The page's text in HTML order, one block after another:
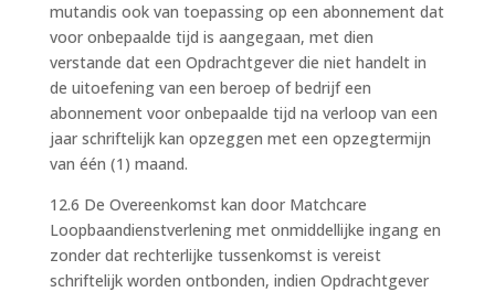
mutandis ook van toepassing op een abonnement dat
voor onbepaalde tijd is aangegaan, met dien
verstande dat een Opdrachtgever die niet handelt in
de uitoefening van een beroep of bedrijf een
abonnement voor onbepaalde tijd na verloop van een
jaar schriftelijk kan opzeggen met een opzegtermijn
van één (1) maand.
12.6 De Overeenkomst kan door Matchcare
Loopbaandienstverlening met onmiddellijke ingang en
zonder dat rechterlijke tussenkomst is vereist
schriftelijk worden ontbonden, indien Opdrachtgever